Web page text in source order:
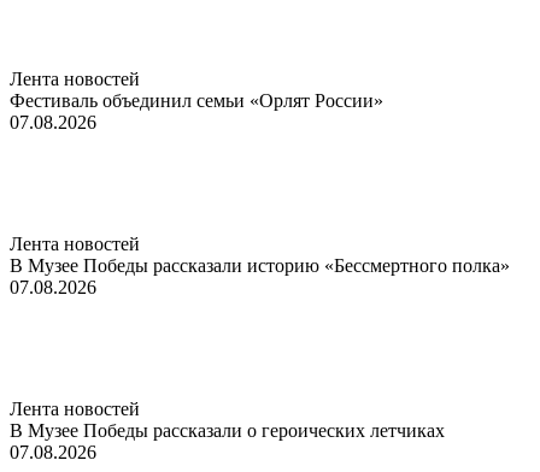
Лента новостей
Фестиваль объединил семьи «Орлят России»
07.08.2026
Лента новостей
В Музее Победы рассказали историю «Бессмертного полка»
07.08.2026
Лента новостей
В Музее Победы рассказали о героических летчиках
07.08.2026